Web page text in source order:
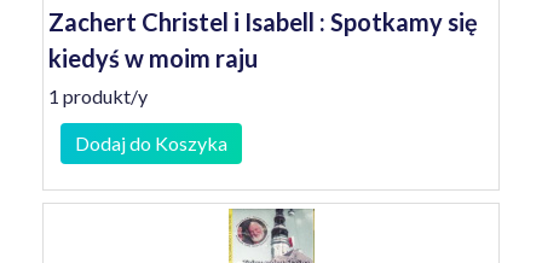
Zachert Christel i Isabell : Spotkamy się
kiedyś w moim raju
1 produkt/y
Dodaj do Koszyka